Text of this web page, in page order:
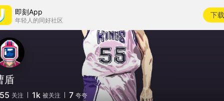
即刻App
年轻人的同好社区
下载
盾
关注 1k 被关注 7 夸夸